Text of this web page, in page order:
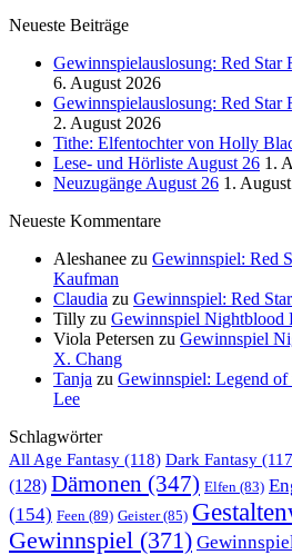
Neueste Beiträge
Gewinnspielauslosung: Red Star
6. August 2026
Gewinnspielauslosung: Red Star
2. August 2026
Tithe: Elfentochter von Holly
Lese- und Hörliste August 26 1.
Neuzugänge August 26 1.
Neueste Kommentare
Aleshanee zu Gewinnspiel: Red
Kaufman
Claudia zu Gewinnspiel: Red
Tilly zu Gewinnspiel Nightblood
Viola Petersen zu Gewinnspiel
X. Chang
Tanja zu Gewinnspiel: Legend of
Lee
Schlagwörter
All Age Fantasy (118) Dark Fantasy
(128) Dämonen (347) Elfen (83)
(154) Feen (89) Geister(85)
Gewinnspiel (371)